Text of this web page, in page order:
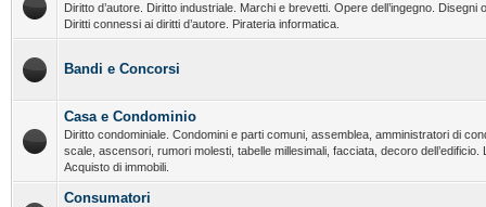
Diritto d’autore. Diritto industriale. Marchi e brevetti. Opere dell’ingegno. Disegni
Diritti connessi ai diritti d’autore. Pirateria informatica.
Bandi e Concorsi
Casa e Condominio
Diritto condominiale. Condomini e parti comuni, assemblea, amministratori di
scale, ascensori, rumori molesti, tabelle millesimali, facciata, decoro
Acquisto di immobili.
Consumatori